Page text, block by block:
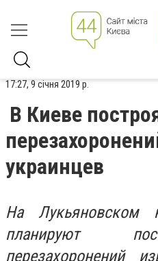
17:27, 9 січня 2019 р.
В Киеве
украинцев
На Лукьяновском
планируют
перезахоронений